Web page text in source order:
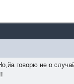
говорю не о